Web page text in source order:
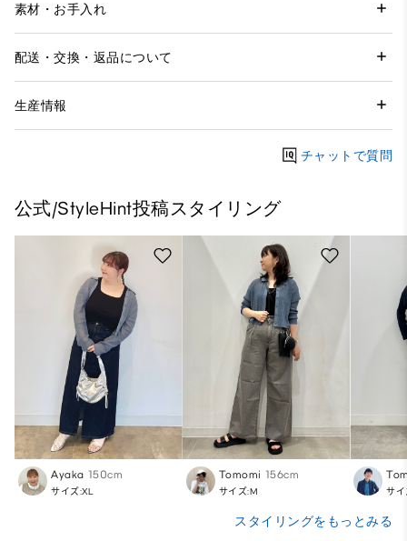
素材・お手入れ
配送・交換・返品について
生産情報
チャットで質問
公式/StyleHint投稿スタイリング
Ayaka 150cm
サイズ:XL
Tomomi 156cm
サイズ:M サ
スタイリングをもっとみる